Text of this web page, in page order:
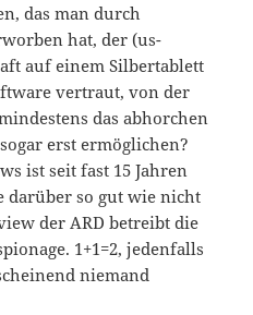
das man durch
hat, der (us-
auf einem Silbertablett
vertraut, von der
das abhorchen
erst ermöglichen?
ist seit fast 15 Jahren
darüber so gut wie nicht
der ARD betreibt die
1+1=2, jedenfalls
niemand